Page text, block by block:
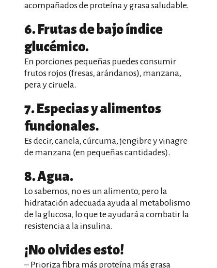
acompañados de proteína y grasa saludable.
6. Frutas de bajo índice
glucémico.
En porciones pequeñas puedes consumir
frutos rojos (fresas, arándanos), manzana,
pera y ciruela.
7. Especias y alimentos
funcionales.
Es decir, canela, cúrcuma, jengibre y vinagre
de manzana (en pequeñas cantidades).
8. Agua.
Lo sabemos, no es un alimento, pero la
hidratación adecuada ayuda al metabolismo
de la glucosa, lo que te ayudará a combatir la
resistencia a la insulina.
¡No olvides esto!
– Prioriza fibra más proteína más grasa